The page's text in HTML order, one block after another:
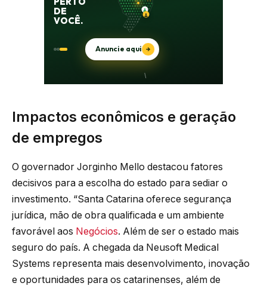
Impactos econômicos e geração
de empregos
O governador Jorginho Mello destacou fatores
decisivos para a escolha do estado para sediar o
investimento. “Santa Catarina oferece segurança
jurídica, mão de obra qualificada e um ambiente
favorável aos Negócios. Além de ser o estado mais
seguro do país. A chegada da Neusoft Medical
Systems representa mais desenvolvimento, inovação
e oportunidades para os catarinenses, além de